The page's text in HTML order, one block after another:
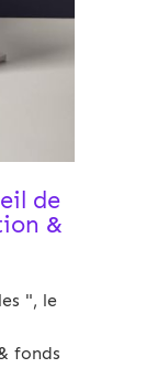
de
&
", le
fonds